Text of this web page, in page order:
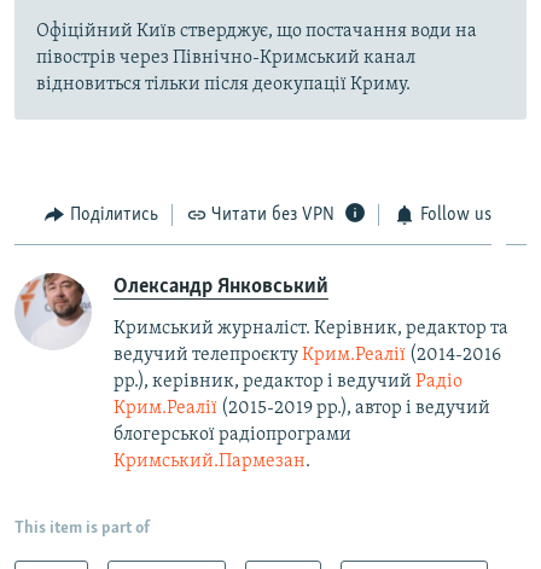
Офіційний Київ стверджує, що постачання води на
півострів через Північно-Кримський канал
відновиться тільки після деокупації Криму.
Поділитись Читати без VPN Follow us
Олександр Янковський
Кримський журналіст. Керівник, редактор та
ведучий телепроєктуКрим.Реалії (2014-2016
рр.), керівник, редактор і ведучий Радіо
Крим.Реалії (2015-2019 рр.), автор і ведучий
блогерської радіопрограми
Кримський.Пармезан.​
This item is part of